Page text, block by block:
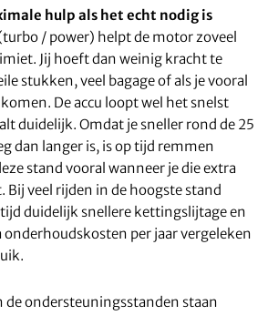
hulp als het echt nodig is
/ power) helpt de motor zoveel
Jij hoeft dan weinig kracht te
stukken, veel bagage of als je vooral
De accu loopt wel het snelst
duidelijk. Omdat je sneller rond de 25
dan langer is, is op tijd remmen
stand vooral wanneer je die extra
Bij veel rijden in de hoogste stand
tijd duidelijk snellere kettingslijtage en
per jaar vergeleken
de ondersteuningsstanden staan